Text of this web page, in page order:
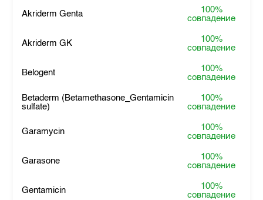
Akriderm Genta
100%
совпадение
Akriderm GK
100%
совпадение
Belogent
100%
совпадение
Betaderm (Betamethasone_Gentamicin
sulfate)
100%
совпадение
Garamycin
100%
совпадение
Garasone
100%
совпадение
Gentamicin
100%
совпадение